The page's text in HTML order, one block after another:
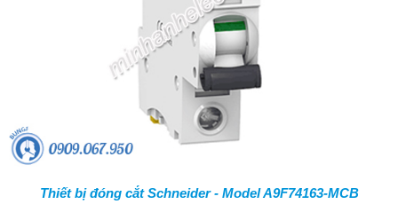
Thiết bị đóng cắt Schneider - Model A9F74163-MCB